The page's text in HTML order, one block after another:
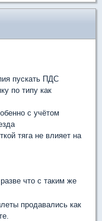
пускать ПДС
по типу как
с учётом
тяга не влияет на
что с таким же
продавались как